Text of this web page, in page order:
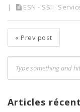
ESN - SSII
« Prev post
Articles